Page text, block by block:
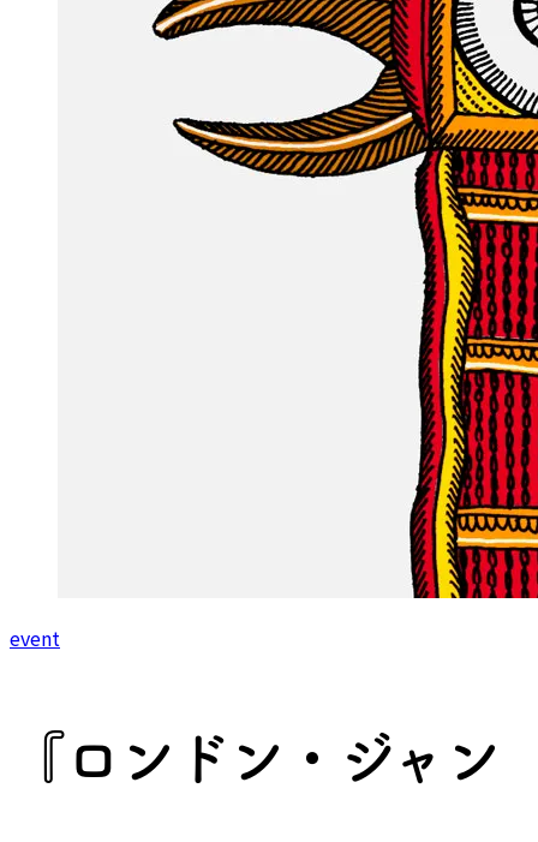
event
『ロンドン・ジャン